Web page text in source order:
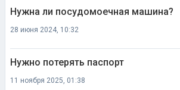
Нужна ли посудомоечная машина?
28 июня 2024, 10:32
Нужно потерять паспорт
11 ноября 2025, 01:38